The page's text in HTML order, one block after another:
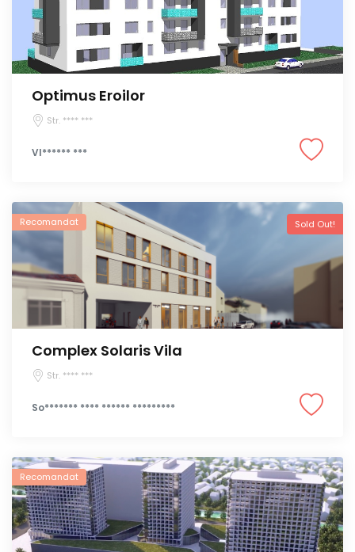
Optimus Eroilor
Str. **** ***
VI****** ***
Recomandat Sold Out!
Complex Solaris Vila
Str. **** ***
So******* **** ****** *********
Recomandat